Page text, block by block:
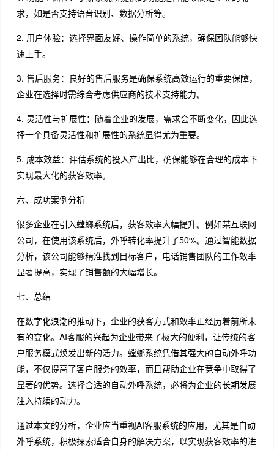
求，如是否支持语音识别、数据分析等。
2. 用户体验：选择界面友好、操作简单的系统，确保团队能够快
速上手。
3. 售后服务：良好的售后服务是确保系统高效运行的重要保障，
企业在选择时需综合考虑供应商的技术支持能力。
4. 灵活性与扩展性：随着企业的发展，需求会不断变化，因此选
择一个具备灵活性和扩展性的系统显得尤为重要。
5. 成本效益：评估系统的投入产出比，确保能够在合理的成本下
实现最大化的获客效率。
六、成功案例分析
很多企业在引入螳螂系统后，获客效率大幅提升。例如某互联网
公司，在使用该系统后，外呼转化率提升了50%。通过智能数据
分析，该公司能够精准找到目标客户，电话销售团队的工作效率
显著提高，实现了销售额的大幅增长。
七、总结
在数字化浪潮的推动下，企业的获客方式和效率正经历着前所未
有的变化。AI客服的兴起为企业带来了极大的便利，让传统的客
户服务模式焕发出新的活力。螳螂系统凭借其强大的自动外呼功
能，不仅提高了客户服务的效率，而且帮助企业在竞争中取得了
显著的优势。选择合适的自动外呼系统，必将为企业的长期发展
注入持续的动力。
通过本文的分析，企业应当重视AI客服系统的应用，尤其是自动
外呼系统，积极探索适合自身的解决方案，以实现获客效率的进